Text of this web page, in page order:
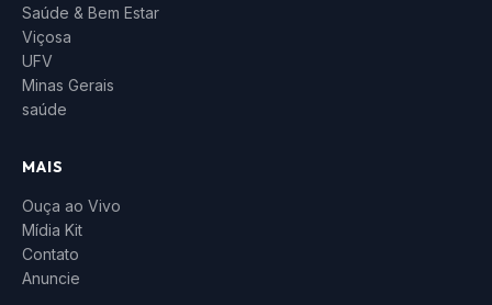
Saúde & Bem Estar
Viçosa
UFV
Minas Gerais
saúde
MAIS
Ouça ao Vivo
Mídia Kit
Contato
Anuncie